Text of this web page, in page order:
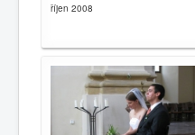
říjen 2008